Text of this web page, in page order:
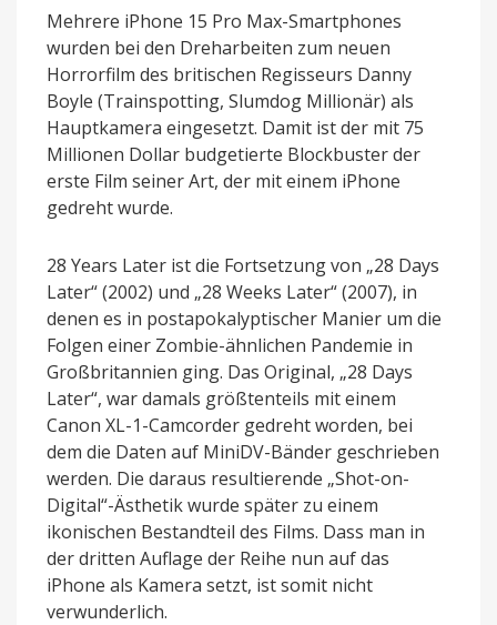
Mehrere iPhone 15 Pro Max-Smartphones
wurden bei den Dreharbeiten zum neuen
Horrorfilm des britischen Regisseurs Danny
Boyle (Trainspotting, Slumdog Millionär) als
Hauptkamera eingesetzt. Damit ist der mit 75
Millionen Dollar budgetierte Blockbuster der
erste Film seiner Art, der mit einem iPhone
gedreht wurde.
28 Years Later ist die Fortsetzung von „28 Days
Later“ (2002) und „28 Weeks Later“ (2007), in
denen es in postapokalyptischer Manier um die
Folgen einer Zombie-ähnlichen Pandemie in
Großbritannien ging. Das Original, „28 Days
Later“, war damals größtenteils mit einem
Canon XL-1-Camcorder gedreht worden, bei
dem die Daten auf MiniDV-Bänder geschrieben
werden. Die daraus resultierende „Shot-on-
Digital“-Ästhetik wurde später zu einem
ikonischen Bestandteil des Films. Dass man in
der dritten Auflage der Reihe nun auf das
iPhone als Kamera setzt, ist somit nicht
verwunderlich.